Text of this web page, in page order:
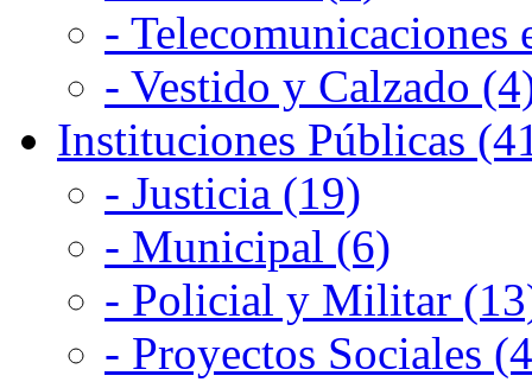
-
- Vestido y Calzado
Instituciones Públicas
- Justicia (19)
- Municipal (6)
- Policial y Militar
- Proyectos Sociales